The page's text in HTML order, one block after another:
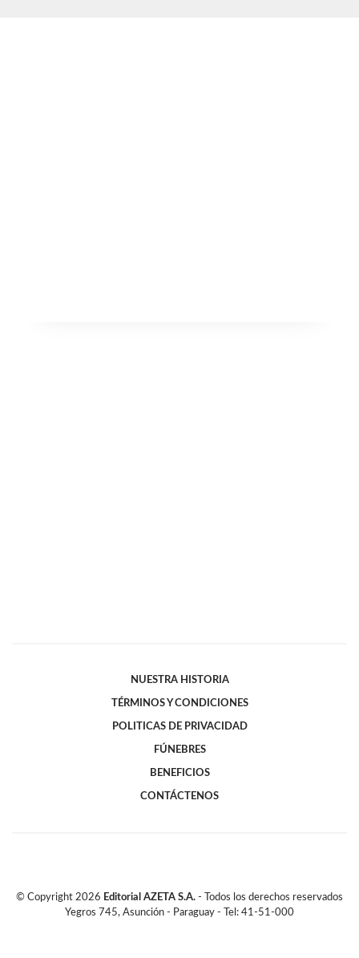
NUESTRA HISTORIA
TÉRMINOS Y CONDICIONES
POLITICAS DE PRIVACIDAD
FÚNEBRES
BENEFICIOS
CONTÁCTENOS
© Copyright 2026 Editorial AZETA S.A. - Todos los derechos reservados
Yegros 745, Asunción - Paraguay - Tel: 41-51-000